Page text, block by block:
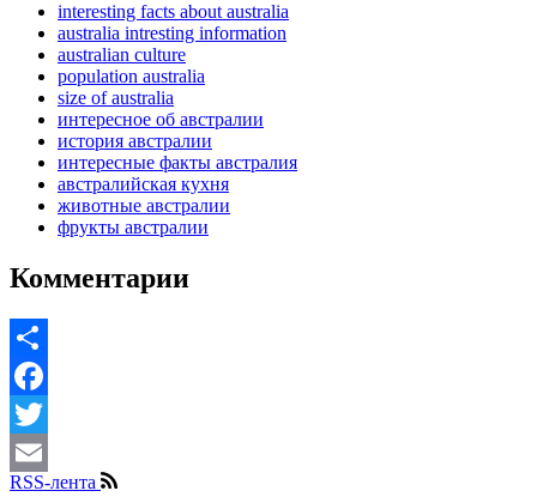
interesting facts about australia
australia intresting information
australian culture
population australia
size of australia
интересное об австралии
история австралии
интересные факты австралия
австралийская кухня
животные австралии
фрукты австралии
Комментарии
Share
Facebook
Twitter
Email
RSS-лента